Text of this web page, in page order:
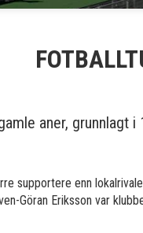
aner,
supportere enn
Göran Eriksson var